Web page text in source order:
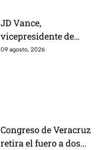
JD Vance,
vicepresidente de
Estados Unidos,
09 agosto, 2026
Congreso de Veracruz
retira el fuero a dos